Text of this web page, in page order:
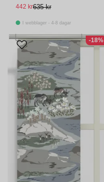
635 kr
442 kr
I webblager - 4-8 dagar
-18%